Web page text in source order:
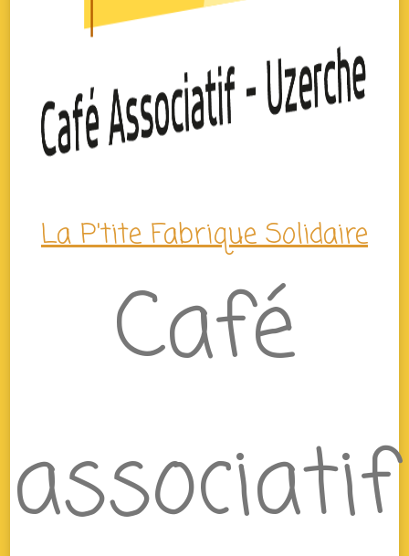
La P'tite Fabrique Solidaire
Café
associatif